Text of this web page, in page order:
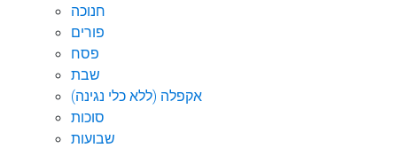
חנוכה
פורים
פסח
שבת
אקפלה (ללא כלי נגינה)
סוכות
שבועות